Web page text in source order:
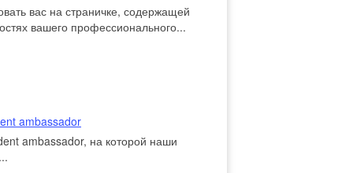
вас на страничке, содержащей
вашего профессионального...
ambassador
ambassador, на которой наши